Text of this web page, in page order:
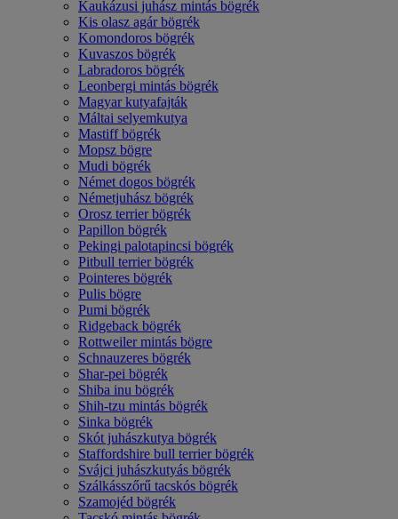
Kaukázusi juhász mintás bögrék
Kis olasz agár bögrék
Komondoros bögrék
Kuvaszos bögrék
Labradoros bögrék
Leonbergi mintás bögrék
Magyar kutyafajták
Máltai selyemkutya
Mastiff bögrék
Mopsz bögre
Mudi bögrék
Német dogos bögrék
Németjuhász bögrék
Orosz terrier bögrék
Papillon bögrék
Pekingi palotapincsi bögrék
Pitbull terrier bögrék
Pointeres bögrék
Pulis bögre
Pumi bögrék
Ridgeback bögrék
Rottweiler mintás bögre
Schnauzeres bögrék
Shar-pei bögrék
Shiba inu bögrék
Shih-tzu mintás bögrék
Sinka bögrék
Skót juhászkutya bögrék
Staffordshire bull terrier bögrék
Svájci juhászkutyás bögrék
Szálkásszőrű tacskós bögrék
Szamojéd bögrék